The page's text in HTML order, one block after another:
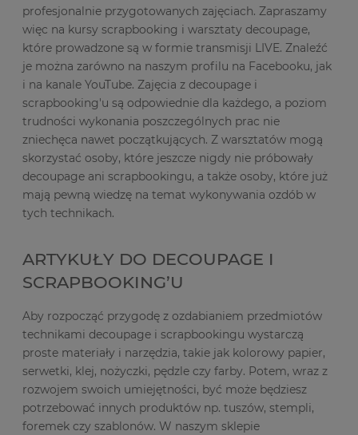
profesjonalnie przygotowanych zajęciach. Zapraszamy
więc na kursy scrapbooking i warsztaty decoupage,
które prowadzone są w formie transmisji LIVE. Znaleźć
je można zarówno na naszym profilu na Facebooku, jak
i na kanale YouTube. Zajęcia z decoupage i
scrapbooking'u są odpowiednie dla każdego, a poziom
trudności wykonania poszczególnych prac nie
zniechęca nawet początkujących. Z warsztatów mogą
skorzystać osoby, które jeszcze nigdy nie próbowały
decoupage ani scrapbookingu, a także osoby, które już
mają pewną wiedzę na temat wykonywania ozdób w
tych technikach.
ARTYKUŁY DO DECOUPAGE I
SCRAPBOOKING’U
Aby rozpocząć przygodę z ozdabianiem przedmiotów
technikami decoupage i scrapbookingu wystarczą
proste materiały i narzędzia, takie jak kolorowy papier,
serwetki, klej, nożyczki, pędzle czy farby. Potem, wraz z
rozwojem swoich umiejętności, być może będziesz
potrzebować innych produktów np. tuszów, stempli,
foremek czy szablonów. W naszym sklepie